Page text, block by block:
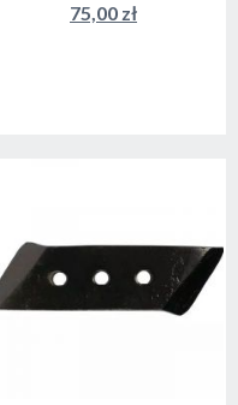
75,00 zł